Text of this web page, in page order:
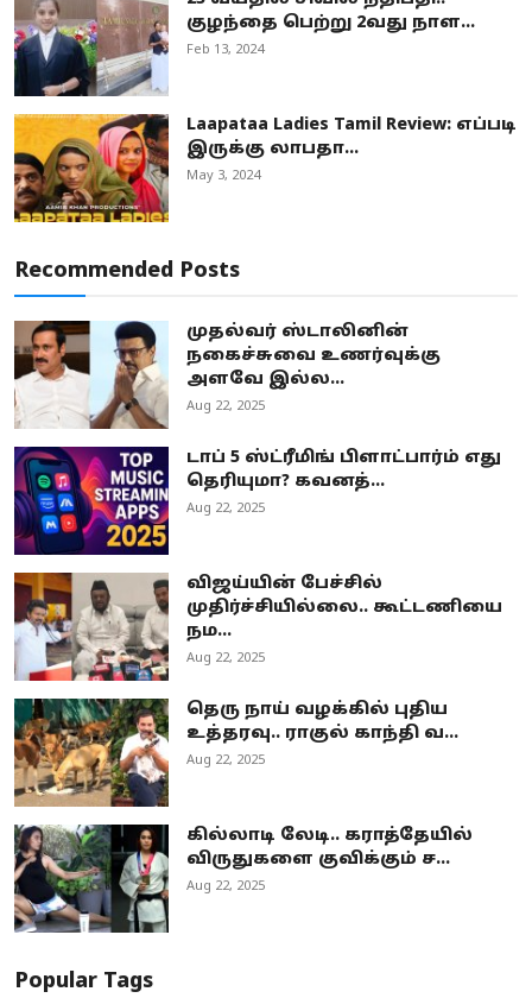
குழந்தை பெற்று 2வது நாள...
Feb 13, 2024
Laapataa Ladies Tamil Review: எப்படி
இருக்கு லாபதா...
May 3, 2024
Recommended Posts
முதல்வர் ஸ்டாலினின்
நகைச்சுவை உணர்வுக்கு
அளவே இல்ல...
Aug 22, 2025
டாப் 5 ஸ்ட்ரீமிங் பிளாட்பார்ம் எது
தெரியுமா? கவனத்...
Aug 22, 2025
விஜய்யின் பேச்சில்
முதிர்ச்சியில்லை.. கூட்டணியை
நம...
Aug 22, 2025
தெரு நாய் வழக்கில் புதிய
உத்தரவு.. ராகுல் காந்தி வ...
Aug 22, 2025
கில்லாடி லேடி.. கராத்தேயில்
விருதுகளை குவிக்கும் ச...
Aug 22, 2025
Popular Tags